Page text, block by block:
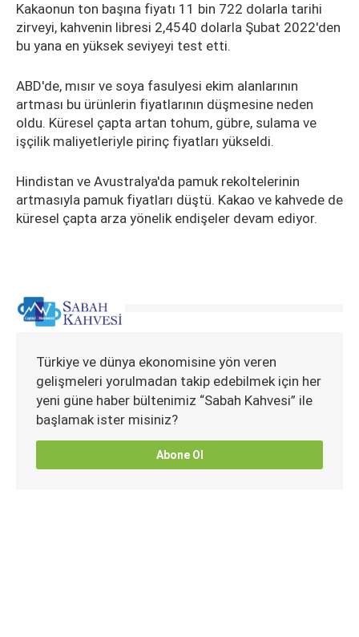
Kakaonun ton başına fiyatı 11 bin 722 dolarla tarihi
zirveyi, kahvenin libresi 2,4540 dolarla Şubat 2022'den
bu yana en yüksek seviyeyi test etti.
ABD'de, mısır ve soya fasulyesi ekim alanlarının
artması bu ürünlerin fiyatlarının düşmesine neden
oldu. Küresel çapta artan tohum, gübre, sulama ve
işçilik maliyetleriyle pirinç fiyatları yükseldi.
Hindistan ve Avustralya'da pamuk rekoltelerinin
artmasıyla pamuk fiyatları düştü. Kakao ve kahvede de
küresel çapta arza yönelik endişeler devam ediyor.
Türkiye ve dünya ekonomisine yön veren
gelişmeleri yorulmadan takip edebilmek için her
yeni güne haber bültenimiz “Sabah Kahvesi” ile
başlamak ister misiniz?
Abone Ol